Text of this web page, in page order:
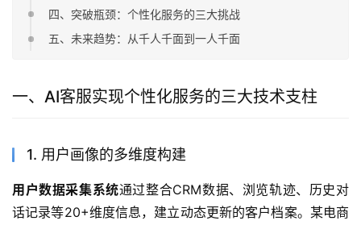
四、突破瓶颈：个性化服务的三大挑战
五、未来趋势：从千人千面到一人千面
一、AI客服实现个性化服务的三大技术支柱
1. 用户画像的多维度构建
用户数据采集系统通过整合CRM数据、浏览轨迹、历史对
话记录等20+维度信息，建立动态更新的客户档案。某电商